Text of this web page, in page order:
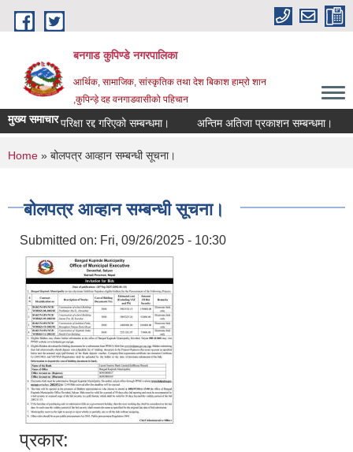
Skip to main content
बनगाड कुपिण्डे नगरपालिका
आर्थिक, सामाजिक, सांस्कृतिक तथा देश बिकाश हाम्रो शान
,कुपिन्ड़े दह वनगाडवासीको पहिचान
मुख्य समाचारपरिक्षा रद्द गरिएको सम्बन्धमा। अन्तिम अतिजा प्रकाशन सम्बन्धमा।
You are here
Home » बोलपत्र आव्हान सम्बन्धी सूचना।
बोलपत्र आव्हान सम्बन्धी सूचना।
Submitted on: Fri, 09/26/2025 - 10:30
प्रकार: